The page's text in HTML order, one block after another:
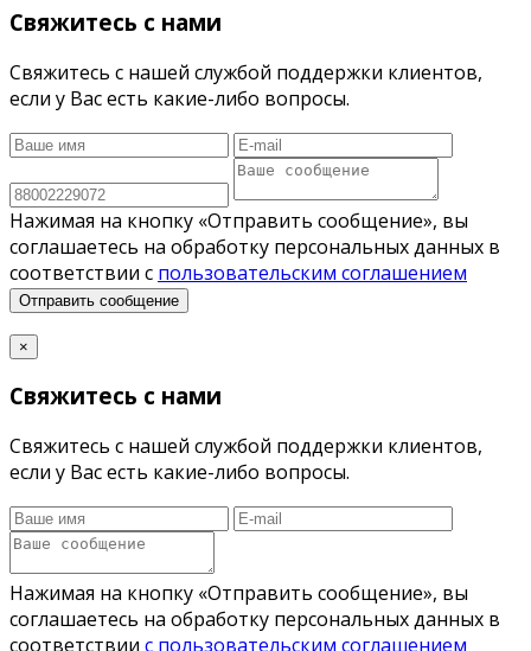
Свяжитесь с нами
Свяжитесь с нашей службой поддержки клиентов,
если у Вас есть какие-либо вопросы.
Нажимая на кнопку «Отправить сообщение», вы
соглашаетесь на обработку персональных данных в
соответствии с пользовательским соглашением
Отправить сообщение
×
Свяжитесь с нами
Свяжитесь с нашей службой поддержки клиентов,
если у Вас есть какие-либо вопросы.
Нажимая на кнопку «Отправить сообщение», вы
соглашаетесь на обработку персональных данных в
соответствии с пользовательским соглашением